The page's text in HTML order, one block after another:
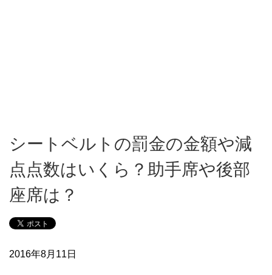
シートベルトの罰金の金額や減
点点数はいくら？助手席や後部
座席は？
2016年8月11日